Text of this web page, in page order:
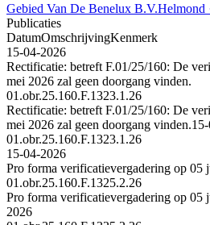
Gebied Van De Benelux B.V.Helmond
Publicaties
DatumOmschrijvingKenmerk
15-04-2026
Rectificatie: betreft F.01/25/160: De
mei 2026 zal geen doorgang vinden.
01.obr.25.160.F.1323.1.26
Rectificatie: betreft F.01/25/160: De
mei 2026 zal geen doorgang vinden.
01.obr.25.160.F.1323.1.26
15-04-2026
Pro forma verificatievergadering op 05
01.obr.25.160.F.1325.2.26
Pro forma verificatievergadering op 05
2026